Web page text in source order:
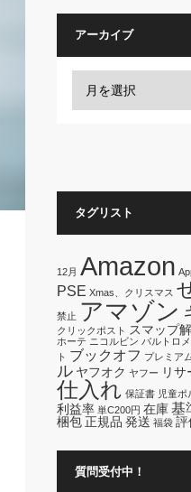
アーカイブ
タグリスト
12月 Amazon
PSE Xmas、クリスマス
禁止 アマゾン
クリックポスト スマップ
ホーテ ニコルビン バルトロ
ト ブックオフ プレミア
ル ヤフオク ヤフー リサ
仕入れ 保証書 児童ポ
利益率 単C200円 在庫 基
梱包 正規品 発送 福袋 評
質問受付中！